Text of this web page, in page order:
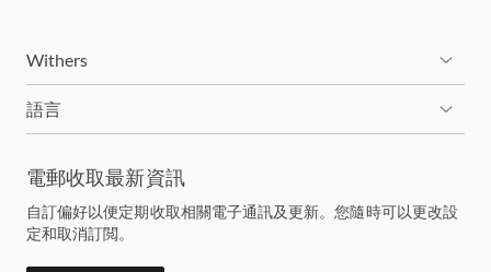
Withers
語言
電郵收取最新資訊
自訂偏好以便定期收取相關電子通訊及更新。您隨時可以更改設
定和取消訂閲。